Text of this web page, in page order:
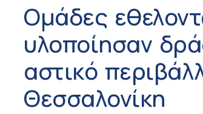
Ομάδες
υλοποίησαν
αστικό
Θεσσαλονίκη